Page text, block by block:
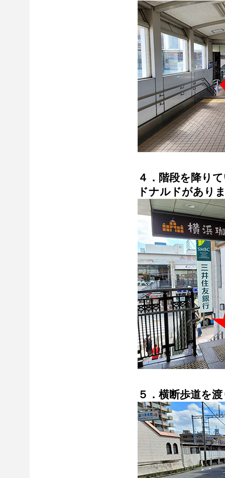
４．階段を降り
ドナルドがあり
５．横断歩道を